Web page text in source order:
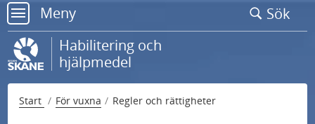
Gå
till
sidans
innehåll
Meny
Sök
meny
Habilitering och
hjälpmedel
Start För vuxna Regler och rättigheter